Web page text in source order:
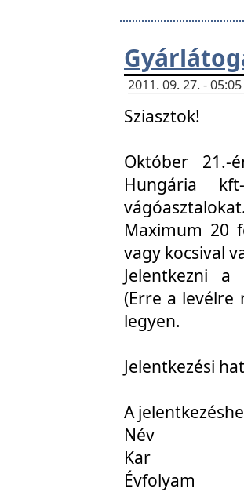
2011. 09. 27. -
Sziasztok!
Október 21.-
Hungária
Maximum 20
vagy kocsival
Jelentkezni a
(Erre a levélre
legyen.
Jelentkezési
A
Név
Kar
Évfolyam